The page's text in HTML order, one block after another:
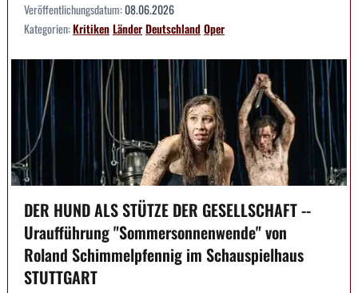
Veröffentlichungsdatum:08.06.2026
Kategorien:KritikenLänderDeutschlandOper
DER HUND ALS STÜTZE DER GESELLSCHAFT --
Uraufführung "Sommersonnenwende" von
Roland Schimmelpfennig im Schauspielhaus
STUTTGART